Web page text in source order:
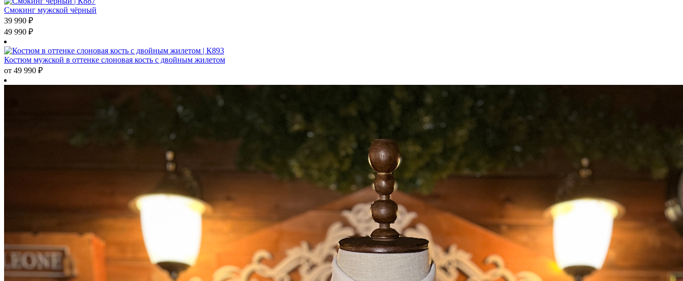
Смокинг мужской чёрный
39 990 ₽
49 990 ₽
Костюм мужской в оттенке слоновая кость с двойным жилетом
от 49 990 ₽